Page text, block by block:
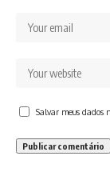
Salvar meus dados